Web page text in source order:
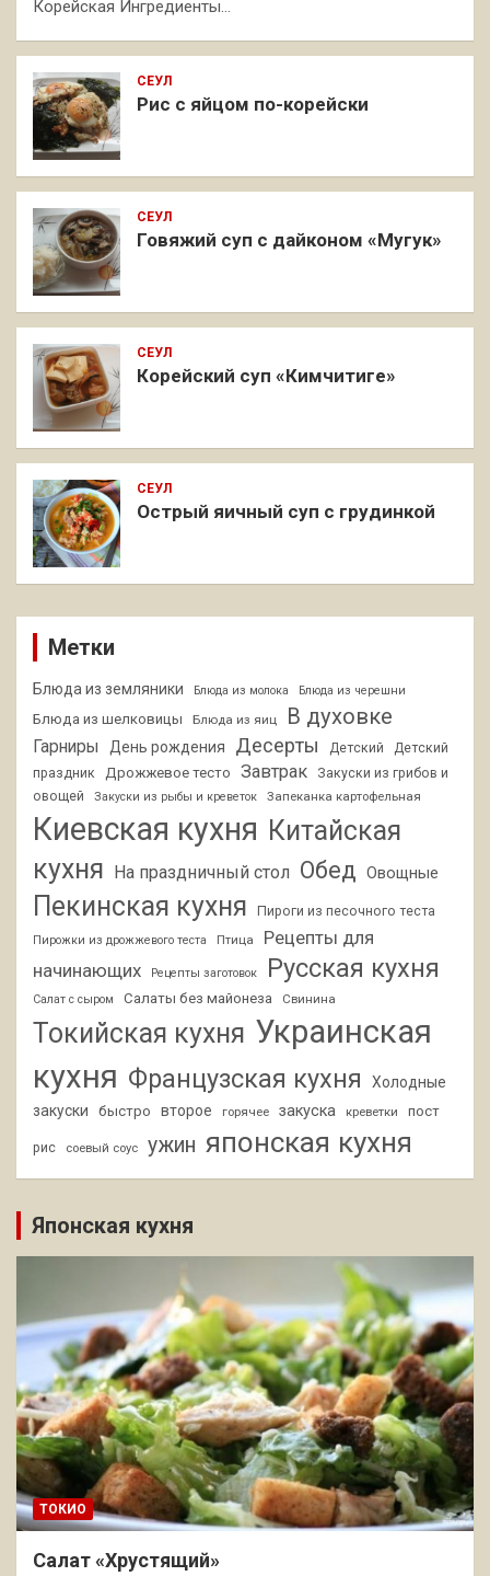
Корейская Ингредиенты…
СЕУЛ
Рис с яйцом по-корейски
СЕУЛ
Говяжий суп с дайконом «Мугук»
СЕУЛ
Корейский суп «Кимчитиге»
СЕУЛ
Острый яичный суп с грудинкой
Метки
Блюда из земляники Блюда из молока Блюда из черешни
Блюда из шелковицы Блюда из яиц В духовке
Гарниры День рождения Десерты Детский
Детский
праздник
Дрожжевое тесто Завтрак
Закуски из грибов и
овощей
Закуски из рыбы и креветок Запеканка картофельная
Киевская кухня Китайская
кухня На праздничный стол Обед Овощные
Пекинская кухня Пироги из песочного теста
Пирожки из дрожжевого теста Птица
Рецепты для
начинающих
Рецепты заготовок Русская кухня
Салат с сыром Салаты без майонеза Свинина
Токийская кухня Украинская
кухня Французская кухня
Холодные
закуски
быстро второе горячее закуска креветки пост
рис соевый соус ужин японская кухня
Японская кухня
ТОКИО
Салат «Хрустящий»